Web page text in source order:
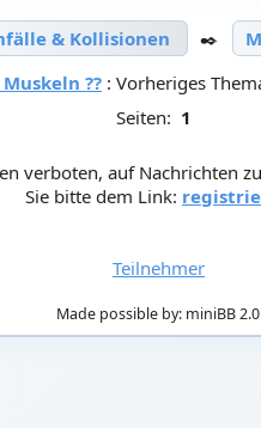
& Kollisionen ✒️
??: Vorheriges
Seiten: 1
verboten, auf Nachrichten
Sie bitte dem Link:
Teilnehmer
Made possible by: miniBB 2.0